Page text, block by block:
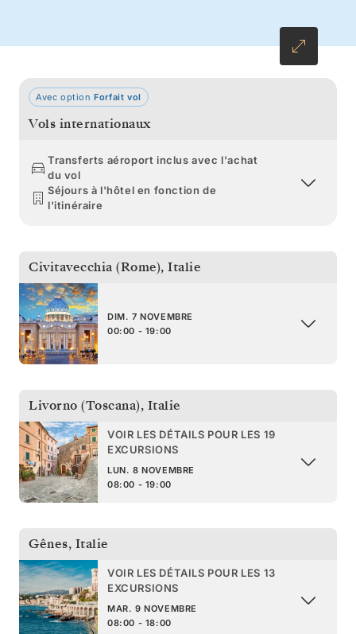
vie urbaine animée vous attendent pour un
final à Barcelone.
Avec option Forfait vol
Vols internationaux
Transferts aéroport inclus avec l'achat
du vol
Séjours à l'hôtel en fonction de
l'itinéraire
Civitavecchia (Rome), Italie
DIM. 7 NOVEMBRE
00:00 - 19:00
Livorno (Toscana), Italie
VOIR LES DÉTAILS POUR LES 19
EXCURSIONS
LUN. 8 NOVEMBRE
08:00 - 19:00
Gênes, Italie
VOIR LES DÉTAILS POUR LES 13
EXCURSIONS
MAR. 9 NOVEMBRE
08:00 - 18:00